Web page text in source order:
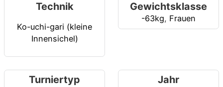
Technik
Ko-uchi-gari (kleine
Innensichel)
Gewichtsklasse
-63kg, Frauen
Turniertyp Jahr